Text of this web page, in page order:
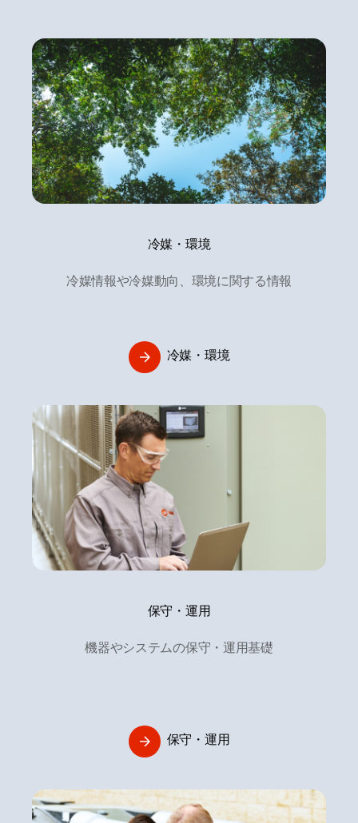
冷媒・環境
冷媒情報や冷媒動向、環境に関する情報
冷媒・環境
保守・運用
機器やシステムの保守・運用基礎
保守・運用